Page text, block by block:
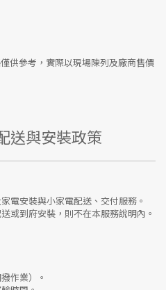
供參考，實際以現場陳列及廠商售價
送與安裝政策
電安裝與小家電配送、交付服務。
或到府安裝，則不在本服務說明內。
作業）。